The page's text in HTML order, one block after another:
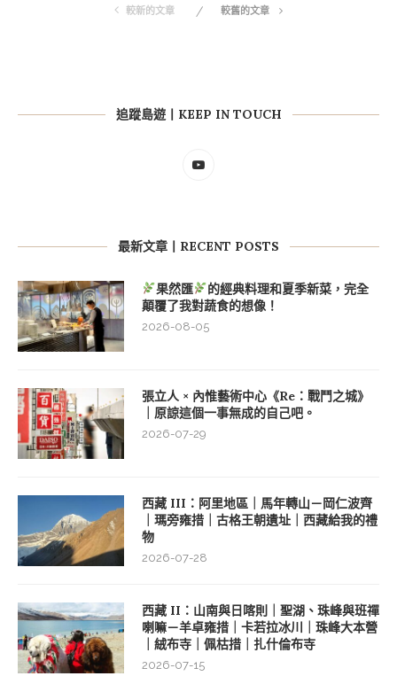
較新的文章 較舊的文章
追蹤島遊丨KEEP IN TOUCH
最新文章丨RECENT POSTS
果然匯
的經典料理和夏季新菜，完全
顛覆了我對蔬食的想像！
2026-08-05
張立人 × 內惟藝術中心《Re：戰鬥之城》
｜原諒這個一事無成的自己吧。
2026-07-29
西藏 III：阿里地區｜馬年轉山－岡仁波齊
｜瑪旁雍措｜古格王朝遺址｜西藏給我的禮
物
2026-07-28
西藏 II：山南與日喀則｜聖湖、珠峰與班禪
喇嘛－羊卓雍措｜卡若拉冰川｜珠峰大本營
｜絨布寺｜佩枯措｜扎什倫布寺
2026-07-15